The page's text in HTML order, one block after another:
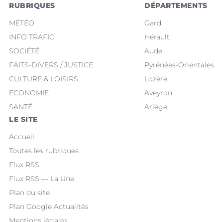
RUBRIQUES
MÉTÉO
INFO TRAFIC
SOCIÉTÉ
FAITS-DIVERS / JUSTICE
CULTURE & LOISIRS
ECONOMIE
SANTÉ
DÉPARTEMENTS
Gard
Hérault
Aude
Pyrénées-Orientales
Lozère
Aveyron
Ariège
LE SITE
Accueil
Toutes les rubriques
Flux RSS
Flux RSS — La Une
Plan du site
Plan Google Actualités